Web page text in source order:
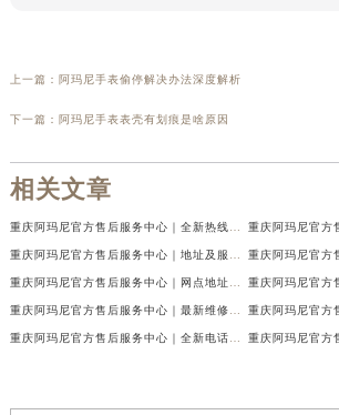
上一篇： 阿玛尼手表偷停解决办法深度解析
下一篇： 阿玛尼手表表壳有划痕是啥原因
相关文章